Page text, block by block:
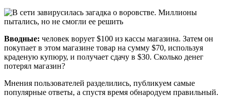
Вводные: человек ворует $100 из кассы магазина. Затем он
покупает в этом магазине товар на сумму $70, используя
краденую купюру, и получает сдачу в $30. Сколько денег
потерял магазин?
Мнения пользователей разделились, публикуем самые
популярные ответы, а спустя время обнародуем правильный.